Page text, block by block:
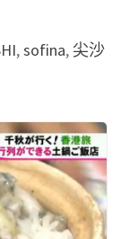
,sofina, 尖沙